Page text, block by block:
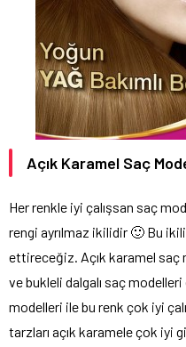
Açık Karamel Saç
Her renkle iyi çalışsan saç
rengi ayrılmaz ikilidir 🙂 Bu
ettireceğiz. Açık karamel saç
ve bukleli dalgalı saç modelleri
modelleri ile bu renk çok iyi
tarzları açık karamele çok iyi